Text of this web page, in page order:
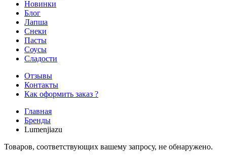
Новинки
Блог
Лапша
Снеки
Пасты
Соусы
Сладости
Отзывы
Контакты
Как оформить заказ ?
Главная
Бренды
Lumenjiazu
Товаров, соответствующих вашему запросу, не обнаружено.